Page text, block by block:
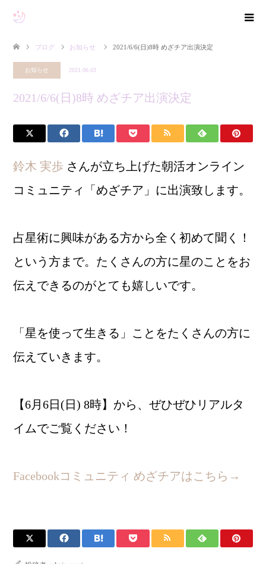
ブログ お知らせ 2021/6/6(日)8時 めざチア出演決定
お知らせ 2021.06.03
2021/6/6(日)8時 めざチア出演決定
鈴木 実歩 さんが立ち上げた朝活オンライン
コミュニティ「めざチア」に出演致します。
占星術に興味がある方から全く初めて聞く！
という方まで。たくさんの方に星のことをお
伝えできるのがとても嬉しいです。
「星を使って生きる」ことをたくさんの方に
伝えていきます。
【6月6日(日) 8時】から、ぜひぜひリアルタ
イムでご覧ください！
Facebookコミュニティ めざチアはこちら→